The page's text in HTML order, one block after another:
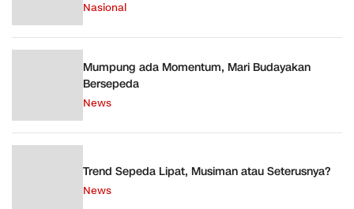
Nasional
Mumpung ada Momentum, Mari Budayakan
Bersepeda
News
Trend Sepeda Lipat, Musiman atau Seterusnya?
News